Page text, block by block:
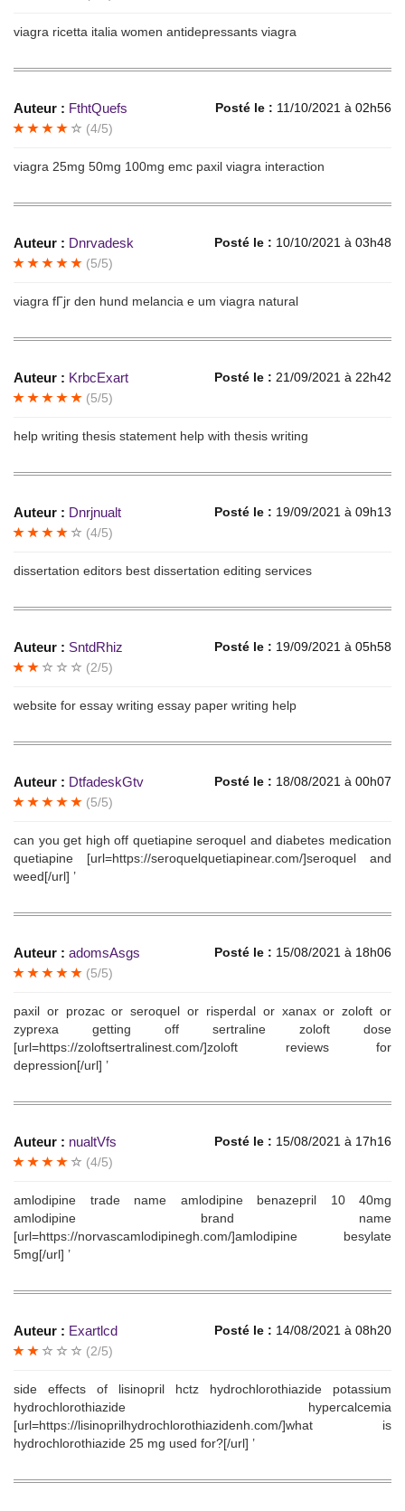
viagra ricetta italia women antidepressants viagra
Auteur : FthtQuefs Posté le : 11/10/2021 à 02h56
(4/5)
viagra 25mg 50mg 100mg emc paxil viagra interaction
Auteur : Dnrvadesk Posté le : 10/10/2021 à 03h48
(5/5)
viagra fГјr den hund melancia e um viagra natural
Auteur : KrbcExart Posté le : 21/09/2021 à 22h42
(5/5)
help writing thesis statement help with thesis writing
Auteur : Dnrjnualt Posté le : 19/09/2021 à 09h13
(4/5)
dissertation editors best dissertation editing services
Auteur : SntdRhiz Posté le : 19/09/2021 à 05h58
(2/5)
website for essay writing essay paper writing help
Auteur : DtfadeskGtv Posté le : 18/08/2021 à 00h07
(5/5)
can you get high off quetiapine seroquel and diabetes medication
quetiapine [url=https://seroquelquetiapinear.com/]seroquel and
weed[/url] ’
Auteur : adomsAsgs Posté le : 15/08/2021 à 18h06
(5/5)
paxil or prozac or seroquel or risperdal or xanax or zoloft or
zyprexa getting off sertraline zoloft dose
[url=https://zoloftsertralinest.com/]zoloft reviews for
depression[/url] ’
Auteur : nualtVfs Posté le : 15/08/2021 à 17h16
(4/5)
amlodipine trade name amlodipine benazepril 10 40mg
amlodipine brand name
[url=https://norvascamlodipinegh.com/]amlodipine besylate
5mg[/url] ’
Auteur : Exartlcd Posté le : 14/08/2021 à 08h20
(2/5)
side effects of lisinopril hctz hydrochlorothiazide potassium
hydrochlorothiazide hypercalcemia
[url=https://lisinoprilhydrochlorothiazidenh.com/]what is
hydrochlorothiazide 25 mg used for?[/url] ’